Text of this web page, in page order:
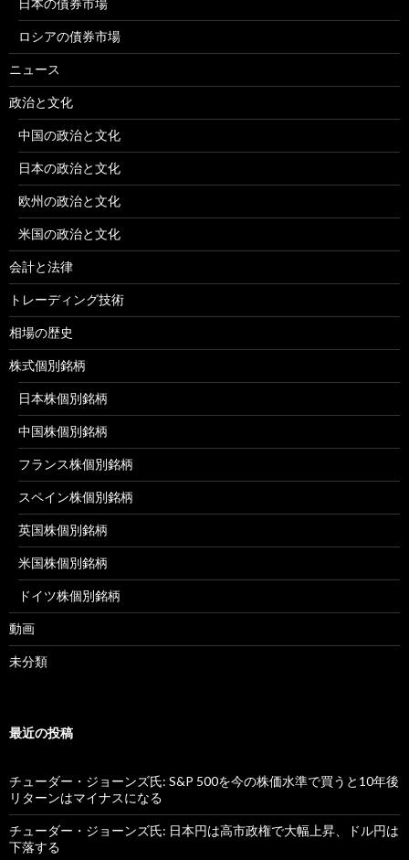
日本の債券市場
ロシアの債券市場
ニュース
政治と文化
中国の政治と文化
日本の政治と文化
欧州の政治と文化
米国の政治と文化
会計と法律
トレーディング技術
相場の歴史
株式個別銘柄
日本株個別銘柄
中国株個別銘柄
フランス株個別銘柄
スペイン株個別銘柄
英国株個別銘柄
米国株個別銘柄
ドイツ株個別銘柄
動画
未分類
最近の投稿
チューダー・ジョーンズ氏: S&P 500を今の株価水準で買うと10年後
リターンはマイナスになる
チューダー・ジョーンズ氏: 日本円は高市政権で大幅上昇、ドル円は
下落する